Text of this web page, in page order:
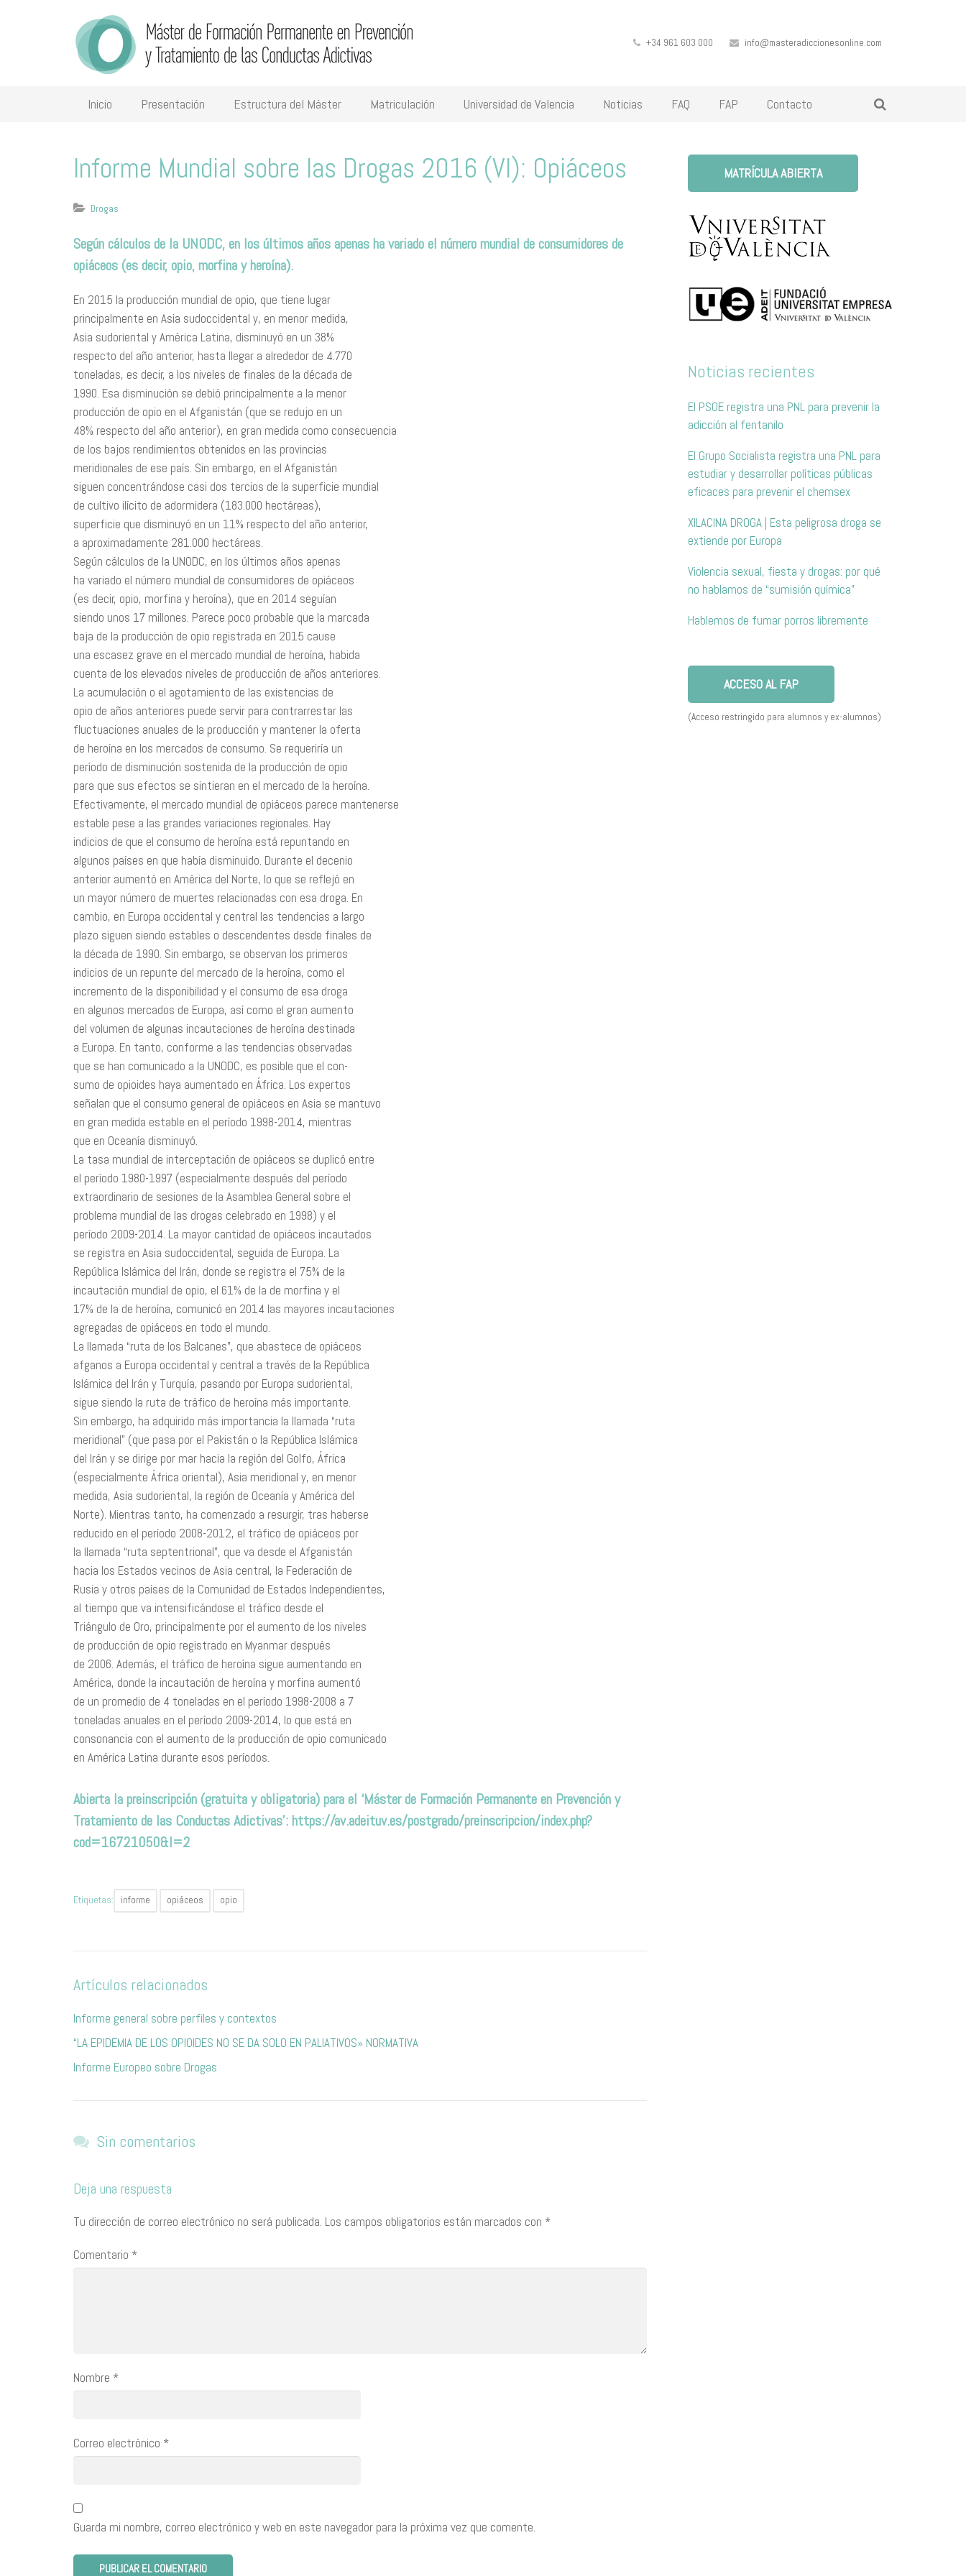
+34 961 603 000 info@masteradiccionesonline.com
Inicio Presentación Estructura del Máster Matriculación Universidad de Valencia Noticias FAQ FAP Contacto
Informe Mundial sobre las Drogas 2016 (VI): Opiáceos
Drogas
Según cálculos de la UNODC, en los últimos años apenas ha variado el número mundial de consumidores de
opiáceos (es decir, opio, morfina y heroína).
En 2015 la producción mundial de opio, que tiene lugar
principalmente en Asia sudoccidental y, en menor medida,
Asia sudoriental y América Latina, disminuyó en un 38%
respecto del año anterior, hasta llegar a alrededor de 4.770
toneladas, es decir, a los niveles de finales de la década de
1990. Esa disminución se debió principalmente a la menor
producción de opio en el Afganistán (que se redujo en un
48% respecto del año anterior), en gran medida como consecuencia
de los bajos rendimientos obtenidos en las provincias
meridionales de ese país. Sin embargo, en el Afganistán
siguen concentrándose casi dos tercios de la superficie mundial
de cultivo ilícito de adormidera (183.000 hectáreas),
superficie que disminuyó en un 11% respecto del año anterior,
a aproximadamente 281.000 hectáreas.
Según cálculos de la UNODC, en los últimos años apenas
ha variado el número mundial de consumidores de opiáceos
(es decir, opio, morfina y heroína), que en 2014 seguían
siendo unos 17 millones. Parece poco probable que la marcada
baja de la producción de opio registrada en 2015 cause
una escasez grave en el mercado mundial de heroína, habida
cuenta de los elevados niveles de producción de años anteriores.
La acumulación o el agotamiento de las existencias de
opio de años anteriores puede servir para contrarrestar las
fluctuaciones anuales de la producción y mantener la oferta
de heroína en los mercados de consumo. Se requeriría un
período de disminución sostenida de la producción de opio
para que sus efectos se sintieran en el mercado de la heroína.
Efectivamente, el mercado mundial de opiáceos parece mantenerse
estable pese a las grandes variaciones regionales. Hay
indicios de que el consumo de heroína está repuntando en
algunos países en que había disminuido. Durante el decenio
anterior aumentó en América del Norte, lo que se reflejó en
un mayor número de muertes relacionadas con esa droga. En
cambio, en Europa occidental y central las tendencias a largo
plazo siguen siendo estables o descendentes desde finales de
la década de 1990. Sin embargo, se observan los primeros
indicios de un repunte del mercado de la heroína, como el
incremento de la disponibilidad y el consumo de esa droga
en algunos mercados de Europa, así como el gran aumento
del volumen de algunas incautaciones de heroína destinada
a Europa. En tanto, conforme a las tendencias observadas
que se han comunicado a la UNODC, es posible que el con-
sumo de opioides haya aumentado en África. Los expertos
señalan que el consumo general de opiáceos en Asia se mantuvo
en gran medida estable en el período 1998-2014, mientras
que en Oceanía disminuyó.
La tasa mundial de interceptación de opiáceos se duplicó entre
el período 1980-1997 (especialmente después del período
extraordinario de sesiones de la Asamblea General sobre el
problema mundial de las drogas celebrado en 1998) y el
período 2009-2014. La mayor cantidad de opiáceos incautados
se registra en Asia sudoccidental, seguida de Europa. La
República Islámica del Irán, donde se registra el 75% de la
incautación mundial de opio, el 61% de la de morfina y el
17% de la de heroína, comunicó en 2014 las mayores incautaciones
agregadas de opiáceos en todo el mundo.
La llamada “ruta de los Balcanes”, que abastece de opiáceos
afganos a Europa occidental y central a través de la República
Islámica del Irán y Turquía, pasando por Europa sudoriental,
sigue siendo la ruta de tráfico de heroína más importante.
Sin embargo, ha adquirido más importancia la llamada “ruta
meridional” (que pasa por el Pakistán o la República Islámica
del Irán y se dirige por mar hacia la región del Golfo, África
(especialmente África oriental), Asia meridional y, en menor
medida, Asia sudoriental, la región de Oceanía y América del
Norte). Mientras tanto, ha comenzado a resurgir, tras haberse
reducido en el período 2008-2012, el tráfico de opiáceos por
la llamada “ruta septentrional”, que va desde el Afganistán
hacia los Estados vecinos de Asia central, la Federación de
Rusia y otros países de la Comunidad de Estados Independientes,
al tiempo que va intensificándose el tráfico desde el
Triángulo de Oro, principalmente por el aumento de los niveles
de producción de opio registrado en Myanmar después
de 2006. Además, el tráfico de heroína sigue aumentando en
América, donde la incautación de heroína y morfina aumentó
de un promedio de 4 toneladas en el período 1998-2008 a 7
toneladas anuales en el período 2009-2014, lo que está en
consonancia con el aumento de la producción de opio comunicado
en América Latina durante esos períodos.
Abierta la preinscripción (gratuita y obligatoria) para el ‘Máster de Formación Permanente en Prevención y
Tratamiento de las Conductas Adictivas’: https://av.adeituv.es/postgrado/preinscripcion/index.php?
cod=16721050&l=2
Etiquetas: informe opiáceos opio
Artículos relacionados
Informe general sobre perfiles y contextos
“LA EPIDEMIA DE LOS OPIOIDES NO SE DA SOLO EN PALIATIVOS» NORMATIVA
Informe Europeo sobre Drogas
Sin comentarios
Deja una respuesta
Tu dirección de correo electrónico no será publicada. Los campos obligatorios están marcados con *
Comentario *
Nombre *
Correo electrónico *
Guarda mi nombre, correo electrónico y web en este navegador para la próxima vez que comente.
MATRÍCULA ABIERTA
Noticias recientes
El PSOE registra una PNL para prevenir la
adicción al fentanilo
El Grupo Socialista registra una PNL para
estudiar y desarrollar políticas públicas
eficaces para prevenir el chemsex
XILACINA DROGA | Esta peligrosa droga se
extiende por Europa
Violencia sexual, fiesta y drogas: por qué
no hablamos de “sumisión química”
Hablemos de fumar porros libremente
ACCESO AL FAP
(Acceso restringido para alumnos y ex-alumnos)